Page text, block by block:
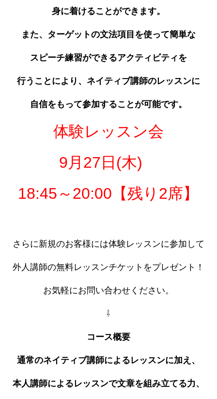
身に着けることができます。
また、ターゲットの文法項目を使って簡単な
スピーチ練習ができるアクティビティを
行うことにより、ネイティブ講師のレッスンに
自信をもって参加することが可能です。
体験レッスン会
9月27日(木)
18:45～20:00【残り2席】
さらに新規のお客様には体験レッスンに参加して
外人講師の無料レッスンチケットをプレゼント！
お気軽にお問い合わせください。
⇩
コース概要
通常のネイティブ講師によるレッスンに加え、
本人講師によるレッスンで文章を組み立てる力、